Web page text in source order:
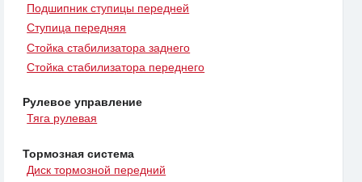
Подшипник ступицы передней
Ступица передняя
Стойка стабилизатора заднего
Стойка стабилизатора переднего
Рулевое управление
Тяга рулевая
Тормозная система
Диск тормозной передний